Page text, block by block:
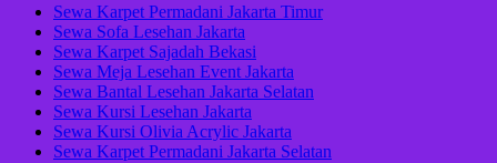
Sewa Karpet Permadani Jakarta Timur
Sewa Sofa Lesehan Jakarta
Sewa Karpet Sajadah Bekasi
Sewa Meja Lesehan Event Jakarta
Sewa Bantal Lesehan Jakarta Selatan
Sewa Kursi Lesehan Jakarta
Sewa Kursi Olivia Acrylic Jakarta
Sewa Karpet Permadani Jakarta Selatan